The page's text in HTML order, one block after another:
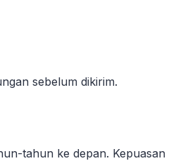
sebelum dikirim.
tahun ke depan. Kepuasan